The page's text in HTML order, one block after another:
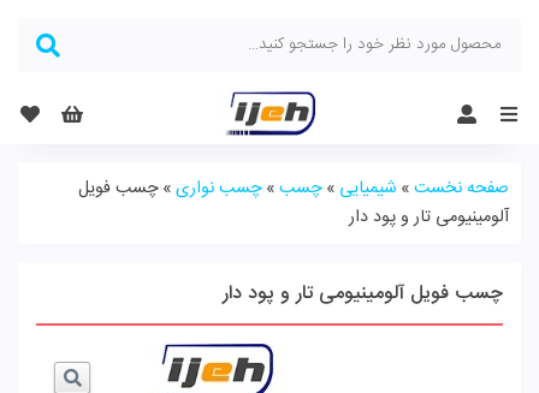
Menu
صفحه نخست» شیمیایی »چسب»چسب نواری»چسب فویل
آلومینیومی تار و پود دار
چسب فویل آلومینیومی تار و پود دار